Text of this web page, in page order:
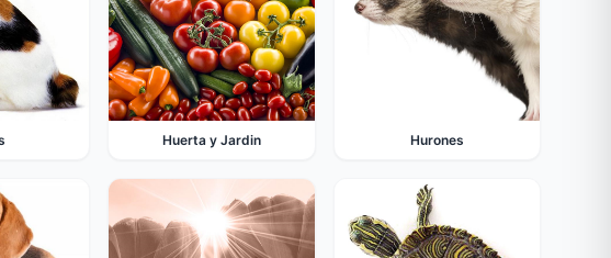
Huerta y Jardin Hurones